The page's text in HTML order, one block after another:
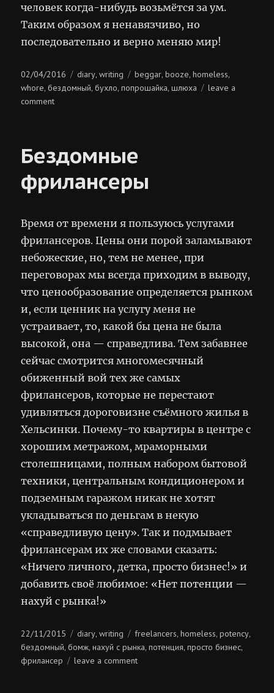
человек когда-нибудь возьмётся за ум.
Таким образом я ненавязчиво, но
последовательно и верно меняю мир!
Posted
on
02/04/2016 Categories
diary,writing Tags
beggar,booze,homeless,
whore,бездомный,бухло,попрошайка,шлюха
leave a
commenton
Бездомные
фрилансеры
Время от времени я пользуюсь услугами
фрилансеров. Цены они порой заламывают
небожеские, но, тем не менее, при
переговорах мы всегда приходим в выводу,
что ценообразование определяется рынком
и, если ценник на услугу меня не
устраивает, то, какой бы цена не была
высокой, она — справедлива. Тем забавнее
сейчас смотрится многомесячный
обиженный вой тех же самых
фрилансеров, которые не перестают
удивляться дороговизне съёмного жилья в
Хельсинки. Почему-то квартиры в центре с
хорошим метражом, мраморными
столешницами, полным набором бытовой
техники, центральным кондиционером и
подземным гаражом никак не хотят
укладываться по деньгам в некую
«справедливую цену». Так и подмывает
фрилансерам их же словами сказать:
«Ничего личного, детка, просто бизнес!» и
добавить своё любимое: «Нет потенции —
нахуй с рынка!»
Posted
on
22/11/2015 Categories
diary,writing Tags
freelancers,homeless,potency,
бездомный,бомж,нахуй с рынка,потенция,просто бизнес,
фрилансер leave a commenton